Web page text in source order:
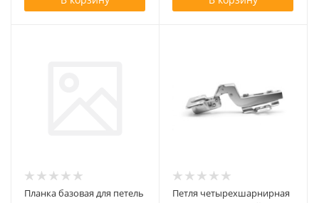
Планка базовая для петель
Петля четырехшарнирная